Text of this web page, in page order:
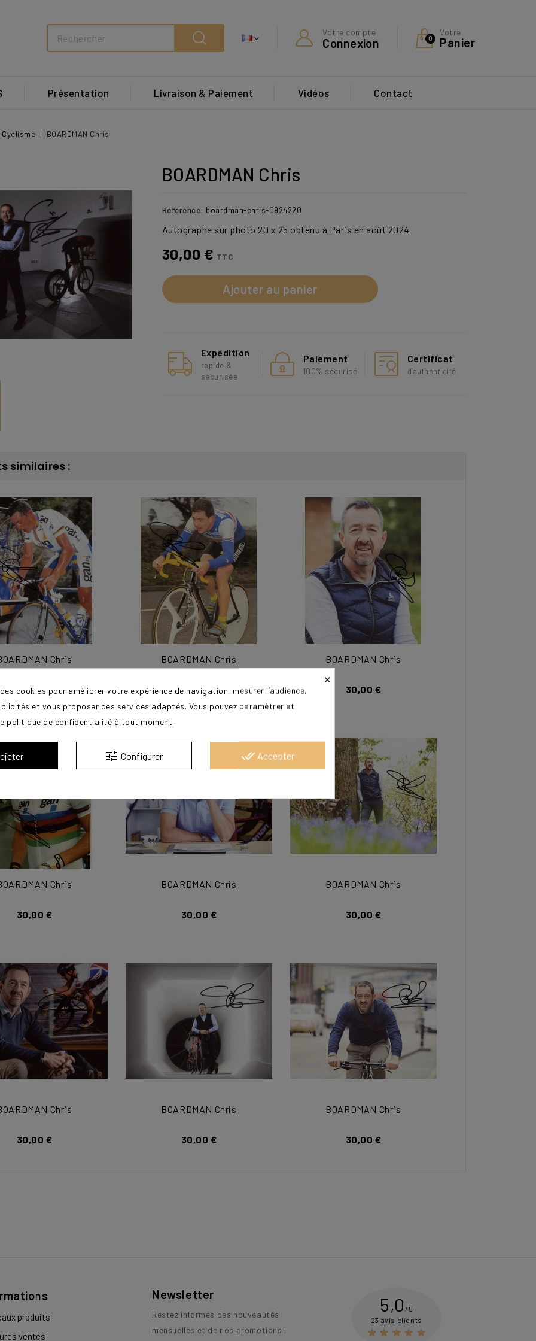
Votre
Panier
0
Votre compte
Connexion
Search
Présentation Livraison & Paiement Vidéos Contact
Cyclisme BOARDMAN Chris
BOARDMAN Chris
Référence: boardman-chris-0924220
Autographe sur photo 20 x 25 obtenu à Paris en août 2024
30,00 € TTC
Ajouter au panier
Expédition
rapide &
sécurisée
Paiement
100% sécurisé
Certificat
d'authenticité
similaires :
Chris
30,00 €
BOARDMAN Chris
30,00 €
BOARDMAN Chris
30,00 €
Chris
30,00 €
BOARDMAN Chris
30,00 €
BOARDMAN Chris
30,00 €
Chris
30,00 €
BOARDMAN Chris
30,00 €
BOARDMAN Chris
30,00 €
produits
ventes
Newsletter
Restez informés des nouveautés
mensuelles et de nos promotions !
5,0 /5
23 avis clients
    
×
cookies pour améliorer votre expérience de navigation, mesurer l’audience,
et vous proposer des services adaptés. Vous pouvez paramétrer et
politique de confidentialité à tout moment.
tune Configurer done_all Accepter